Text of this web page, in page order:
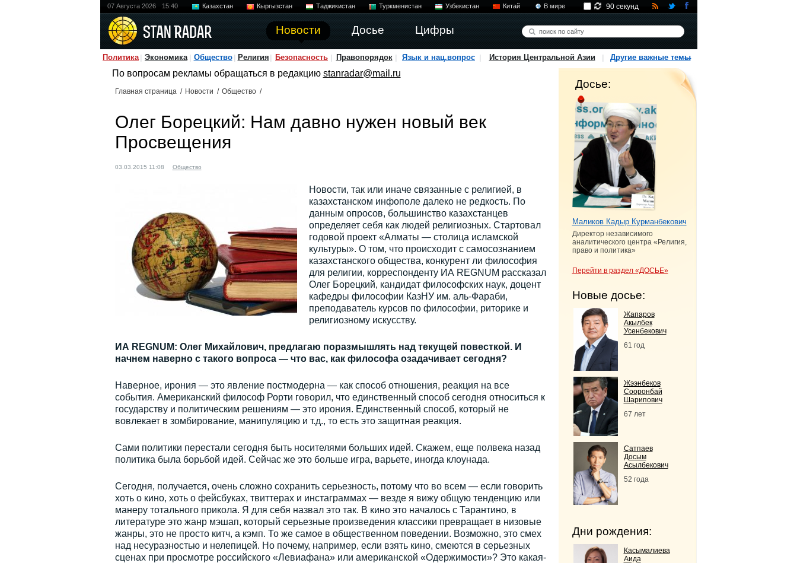
07 Августа 2026 15:40 Казахстан Кыргызстан Таджикистан Туркменистан Узбекистан Китай В мире
Новости Досье Цифры
90 секунд
Политика Экономика Общество Религия Безопасность Правопорядок Язык и нац.вопрос История Центральной Азии Другие важные темы
По вопросам рекламы обращаться в редакцию stanradar@mail.ru
Главная страница / Новости / Общество /
Олег Борецкий: Нам давно нужен новый век
Просвещения
03.03.2015 11:08 Общество
Новости, так или иначе связанные с религией, в
казахстанском инфополе далеко не редкость. По
данным опросов, большинство казахстанцев
определяет себя как людей религиозных. Стартовал
годовой проект «Алматы — столица исламской
культуры». О том, что происходит с самосознанием
казахстанского общества, конкурент ли философия
для религии, корреспонденту ИА REGNUM рассказал
Олег Борецкий, кандидат философских наук, доцент
кафедры философии КазНУ им. аль-Фараби,
преподаватель курсов по философии, риторике и
религиозному искусству.
ИА REGNUM: Олег Михайлович, предлагаю поразмышлять над текущей повесткой. И
начнем наверно с такого вопроса — что вас, как философа озадачивает сегодня?
Наверное, ирония — это явление постмодерна — как способ отношения, реакция на все
события. Американский философ Рорти говорил, что единственный способ сегодня относиться к
государству и политическим решениям — это ирония. Единственный способ, который не
вовлекает в зомбирование, манипуляцию и т.д., то есть это защитная реакция.
Сами политики перестали сегодня быть носителями больших идей. Скажем, еще полвека назад
политика была борьбой идей. Сейчас же это больше игра, варьете, иногда клоунада.
Сегодня, получается, очень сложно сохранить серьезность, потому что во всем — если говорить
хоть о кино, хоть о фейсбуках, твиттерах и инстаграммах — везде я вижу общую тенденцию или
манеру тотального прикола. Я для себя назвал это так. В кино это началось с Тарантино, в
литературе это жанр мэшап, который серьезные произведения классики превращает в низовые
жанры, это не просто китч, а кэмп. То же самое в общественном поведении. Возможно, это смех
над несуразностью и нелепицей. Но почему, например, если взять кино, смеются в серьезных
сценах при просмотре российского «Левиафана» или американской «Одержимости»? Это какая-
Досье:
Маликов Кадыр Курманбекович
Директор независимого
аналитического центра «Религия,
право и политика»
Перейти в раздел «ДОСЬЕ»
Новые досье:
Жапаров
Акылбек
Усенбекович
61 год
Жээнбеков
Сооронбай
Шарипович
67 лет
Сатпаев
Досым
Асылбекович
52 года
Дни рождения:
Касымалиева
Аида